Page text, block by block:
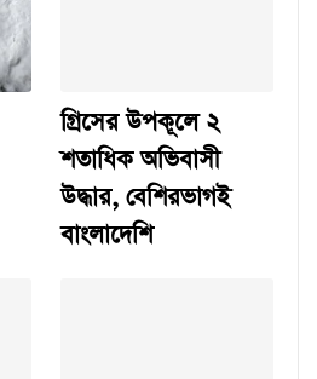
গ্রিসের উপকূলে ২
শতাধিক অভিবাসী
উদ্ধার, বেশিরভাগই
বাংলাদেশি